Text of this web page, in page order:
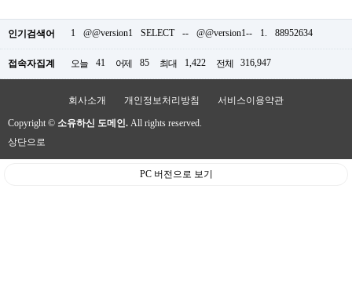
인기검색어 1 @@version1 SELECT -- @@version1-- 1. 88952634
접속자집계 오늘 41 어제 85 최대 1,422 전체 316,947
회사소개 개인정보처리방침 서비스이용약관
Copyright © 소유하신 도메인. All rights reserved.
상단으로
PC 버전으로 보기